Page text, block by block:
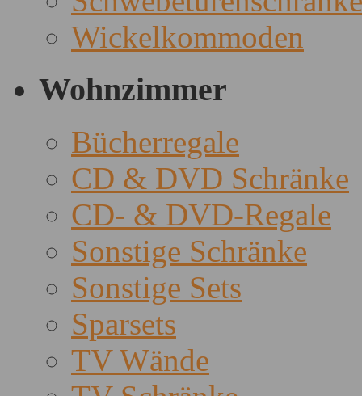
Wickelkommoden
Wohnzimmer
Bücherregale
CD & DVD Schränke
CD- & DVD-Regale
Sonstige Schränke
Sonstige Sets
Sparsets
TV Wände